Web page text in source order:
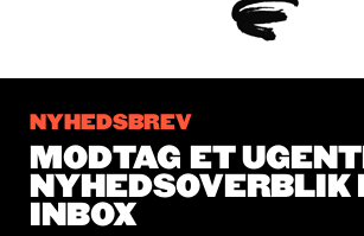
NYHEDSBREV
MODTAG ET
NYHEDSOVERBLIK
INBOX